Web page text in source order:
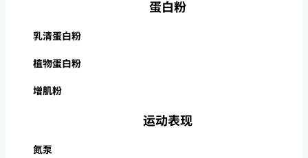
蛋白粉
乳清蛋白粉
植物蛋白粉
增肌粉
运动表现
氮泵